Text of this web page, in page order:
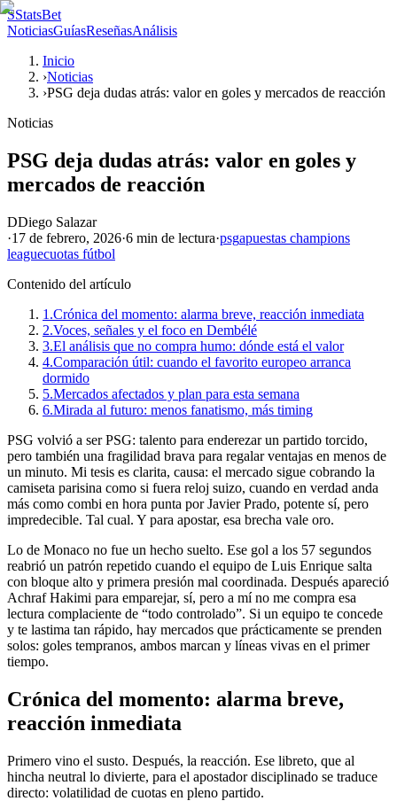
SStatsBet
NoticiasGuíasReseñasAnálisis
Inicio
›Noticias
›PSG deja dudas atrás: valor en goles y mercados de reacción
Noticias
PSG deja dudas atrás: valor en goles y
mercados de reacción
DDiego Salazar
·17 de febrero, 2026·6 min de lectura·psgapuestas champions
leaguecuotas fútbol
Contenido del artículo
1.Crónica del momento: alarma breve, reacción inmediata
2.Voces, señales y el foco en Dembélé
3.El análisis que no compra humo: dónde está el valor
4.Comparación útil: cuando el favorito europeo arranca
dormido
5.Mercados afectados y plan para esta semana
6.Mirada al futuro: menos fanatismo, más timing
PSG volvió a ser PSG: talento para enderezar un partido torcido,
pero también una fragilidad brava para regalar ventajas en menos de
un minuto. Mi tesis es clarita, causa: el mercado sigue cobrando la
camiseta parisina como si fuera reloj suizo, cuando en verdad anda
más como combi en hora punta por Javier Prado, potente sí, pero
impredecible. Tal cual. Y para apostar, esa brecha vale oro.
Lo de Monaco no fue un hecho suelto. Ese gol a los 57 segundos
reabrió un patrón repetido cuando el equipo de Luis Enrique salta
con bloque alto y primera presión mal coordinada. Después apareció
Achraf Hakimi para emparejar, sí, pero a mí no me compra esa
lectura complaciente de “todo controlado”. Si un equipo te concede
y te lastima tan rápido, hay mercados que prácticamente se prenden
solos: goles tempranos, ambos marcan y líneas vivas en el primer
tiempo.
Crónica del momento: alarma breve,
reacción inmediata
Primero vino el susto. Después, la reacción. Ese libreto, que al
hincha neutral lo divierte, para el apostador disciplinado se traduce
directo: volatilidad de cuotas en pleno partido.